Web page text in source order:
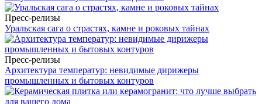
Пресс-релизы
Уральская сага о страстях, камне и роковых тайнах
Пресс-релизы
Архитектура температур: невидимые дирижеры
промышленных и бытовых контуров